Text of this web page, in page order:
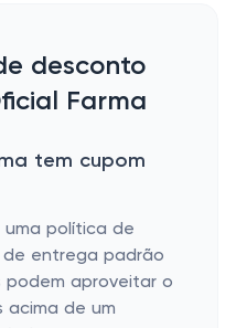
desconto
Farma
tem cupom
uma política de
entrega padrão
podem aproveitar o
acima de um